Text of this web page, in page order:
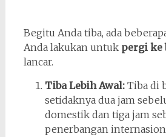
Begitu Anda tiba, ada
Anda lakukan untuk pergi ke
lancar.
Tiba Lebih Awal:Tiba di
setidaknya dua jam
domestik dan tiga jam
penerbangan